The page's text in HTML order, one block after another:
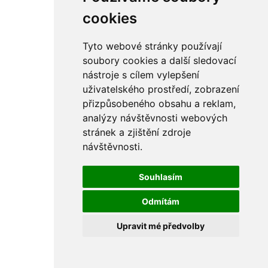
cookies
Tyto webové stránky používají
soubory cookies a další sledovací
nástroje s cílem vylepšení
uživatelského prostředí, zobrazení
přizpůsobeného obsahu a reklam,
analýzy návštěvnosti webových
stránek a zjištění zdroje
návštěvnosti.
Souhlasím
Odmítám
Upravit mé předvolby
řetězy
ostatní části
sekundární
sání
sedla
spojovací materiál
matice
podložky
pojistné kroužky
šrouby
výbava
výfuky a kolena
bowdeny a lanka
filtry
gufera